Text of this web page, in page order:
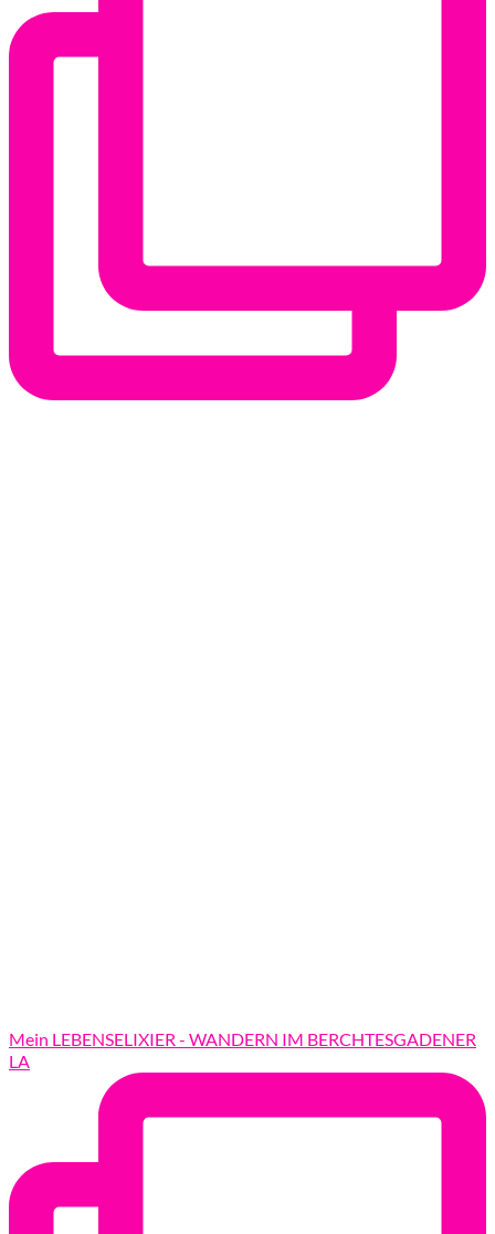
Mein LEBENSELIXIER - WANDERN IM BERCHTESGADENER
LA